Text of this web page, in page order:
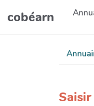
Aller au contenu
cobéarn